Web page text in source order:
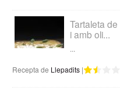
Tartaleta
i amb oli...
...
Recepta de Llepadits |